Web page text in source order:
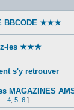
BBCODE ★★★
les ★★★
s'y retrouver‎
MAGAZINES
4 5 6 ]